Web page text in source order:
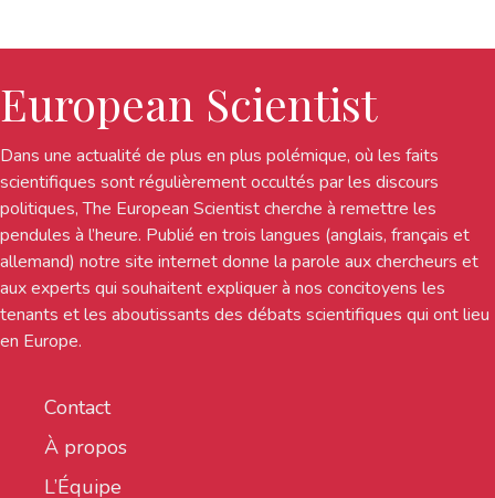
European Scientist
Dans une actualité de plus en plus polémique, où les faits
scientifiques sont régulièrement occultés par les discours
politiques, The European Scientist cherche à remettre les
pendules à l’heure. Publié en trois langues (anglais, français et
allemand) notre site internet donne la parole aux chercheurs et
aux experts qui souhaitent expliquer à nos concitoyens les
tenants et les aboutissants des débats scientifiques qui ont lieu
en Europe.
Contact
À propos
L’Équipe